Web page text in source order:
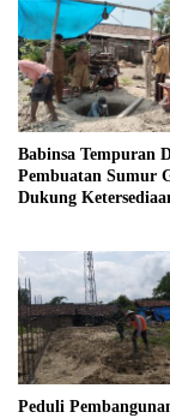
Babinsa Tempuran
Pembuatan Sumur
Dukung
Peduli